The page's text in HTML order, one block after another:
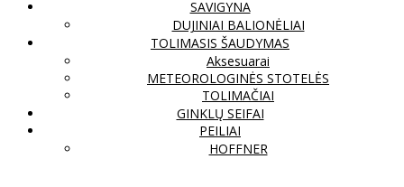
SAVIGYNA
DUJINIAI BALIONĖLIAI
TOLIMASIS ŠAUDYMAS
Aksesuarai
METEOROLOGINĖS STOTELĖS
TOLIMAČIAI
GINKLŲ SEIFAI
PEILIAI
HOFFNER